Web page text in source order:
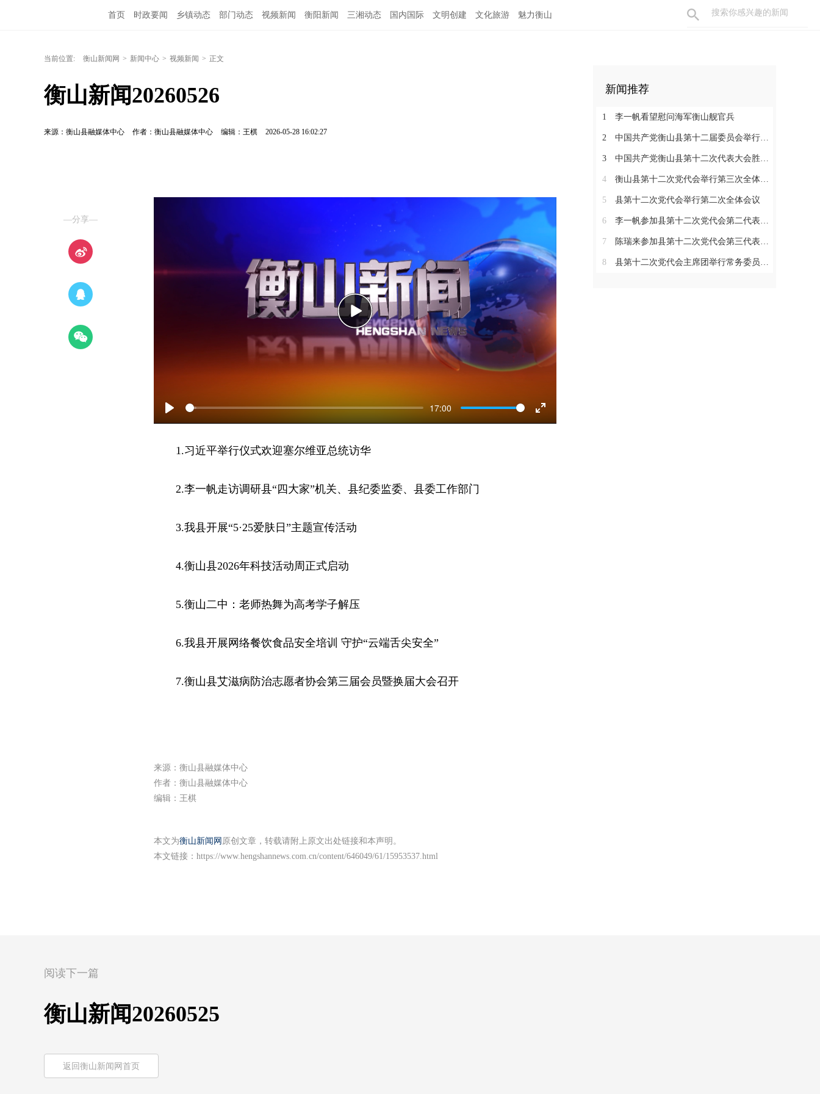
首页 时政要闻 乡镇动态 部门动态 视频新闻 衡阳新闻 三湘动态 国内国际 文明创建 文化旅游 魅力衡山
当前位置: 衡山新闻网 > 新闻中心 > 视频新闻 > 正文
衡山新闻20260526
来源：衡山县融媒体中心 作者：衡山县融媒体中心 编辑：王棋 2026-05-28 16:02:27
—分享—
Play
17:00
Enter
Play
1.习近平举行仪式欢迎塞尔维亚总统访华
2.李一帆走访调研县“四大家”机关、县纪委监委、县委工作部门
3.我县开展“5·25爱肤日”主题宣传活动
4.衡山县2026年科技活动周正式启动
5.衡山二中：老师热舞为高考学子解压
6.我县开展网络餐饮食品安全培训 守护“云端舌尖安全”
7.衡山县艾滋病防治志愿者协会第三届会员暨换届大会召开
来源：衡山县融媒体中心
作者：衡山县融媒体中心
编辑：王棋
本文为衡山新闻网 原创文章，转载请附上原文出处链接和本声明。
本文链接： https://www.hengshannews.com.cn/content/646049/61/15953537.html
新闻推荐
1 李一帆看望慰问海军衡山舰官兵
2 中国共产党衡山县第十二届委员会举行第一次全体会议，李一帆当选县委书记
3 中国共产党衡山县第十二次代表大会胜利闭幕
4 衡山县第十二次党代会举行第三次全体会议
5 县第十二次党代会举行第二次全体会议
6 李一帆参加县第十二次党代会第二代表团讨论
7 陈瑞来参加县第十二次党代会第三代表团讨论
8 县第十二次党代会主席团举行常务委员会会议
阅读下一篇
衡山新闻20260525
返回衡山新闻网首页